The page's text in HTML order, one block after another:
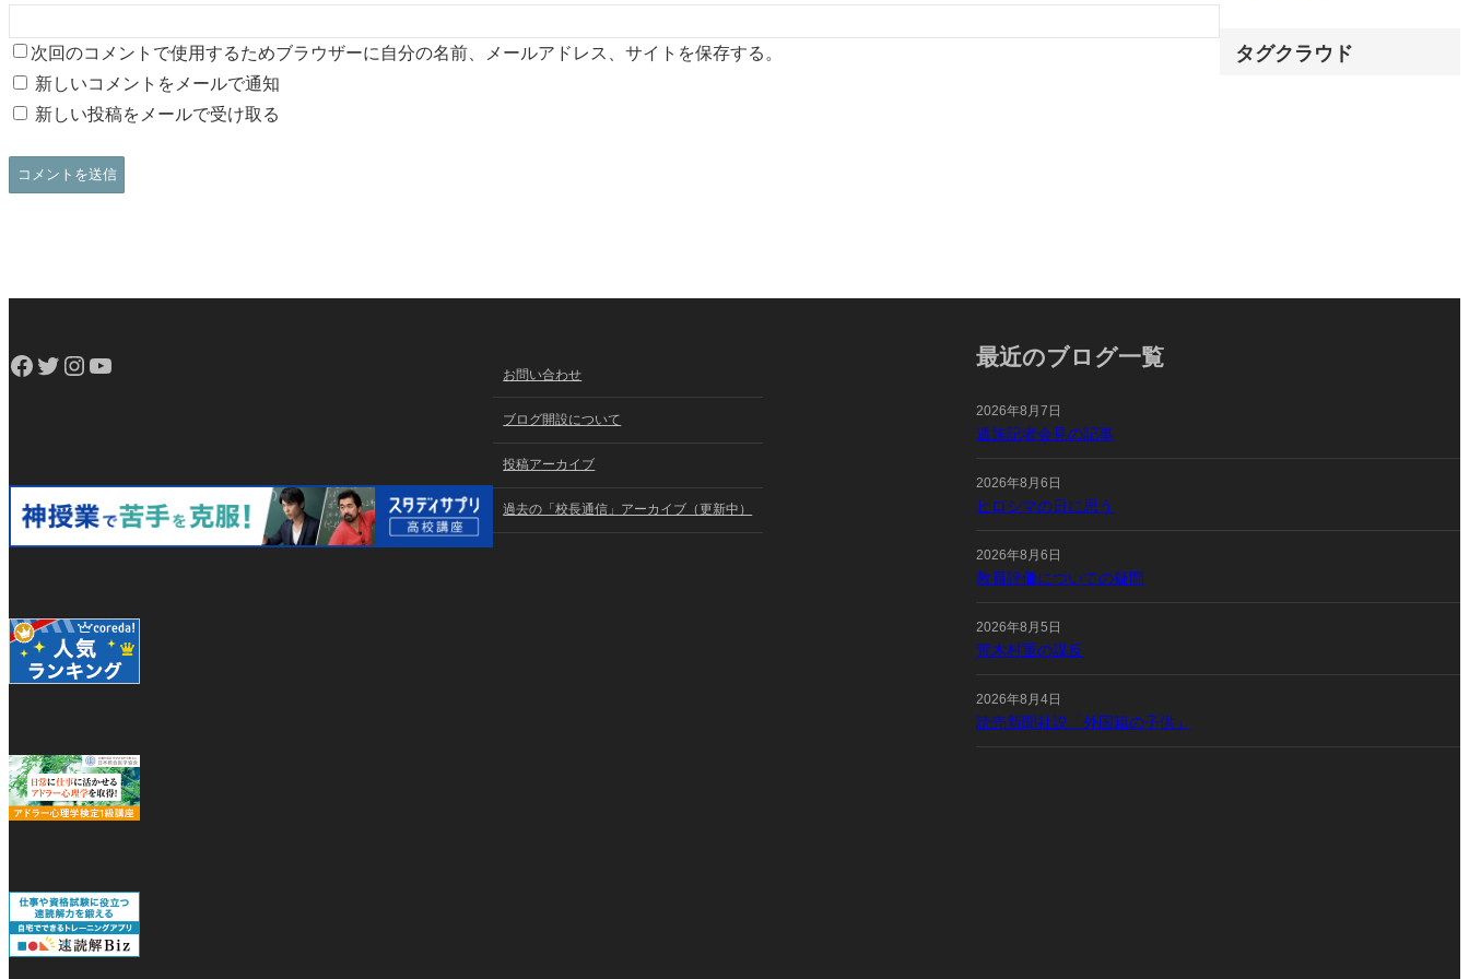
次回のコメントで使用するためブラウザーに自分の名前、メールアドレス、サイトを保存する。
新しいコメントをメールで通知
新しい投稿をメールで受け取る
タグクラウド
Facebook Twitter Instagram YouTube お問い合わせ
ブログ開設について
投稿アーカイブ
過去の「校長通信」アーカイブ（更新中）
最近のブログ一覧
2026年8月7日
遺族記者会見の記事
2026年8月6日
ヒロシマの日に思う
2026年8月6日
教員評価についての疑問
2026年8月5日
荒木村重の謀反
2026年8月4日
読売新聞社説「外国籍の子供」